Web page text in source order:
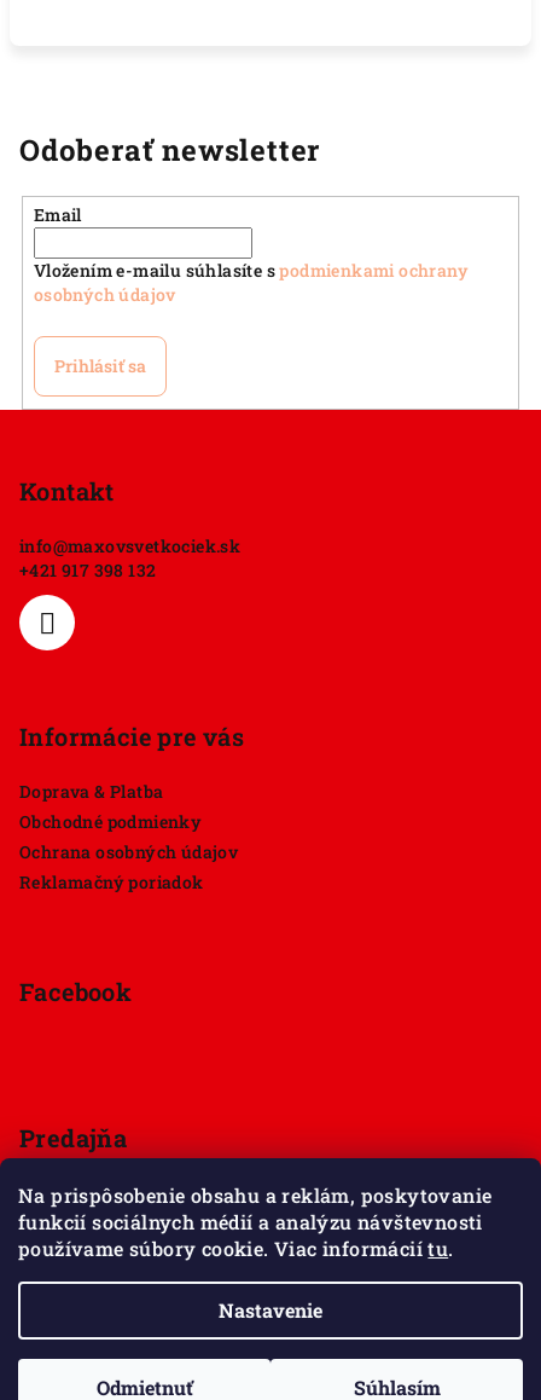
Na prispôsobenie obsahu a reklám, poskytovanie
funkcií sociálnych médií a analýzu návštevnosti
používame súbory cookie. Viac informáciítu.
Nastavenie
Odmietnuť Súhlasím
Odoberať newsletter
Email
Vložením e-mailu súhlasíte spodmienkami ochrany
osobných údajov
Prihlásiť sa
Kontakt
info@maxovsvetkociek.sk
+421 917 398 132
Informácie pre vás
Doprava & Platba
Obchodné podmienky
Ochrana osobných údajov
Reklamačný poriadok
Facebook
Predajňa
Štúrova 33, 949 01 Nitra
Pondelok - Sobota 9:00 - 18:00
Nedeľa - zatvorené
Zobraziť mapu
Upraviť nastavenie cookies